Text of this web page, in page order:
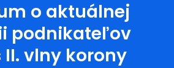
o aktuálnej
podnikateľov
II. vlny korony